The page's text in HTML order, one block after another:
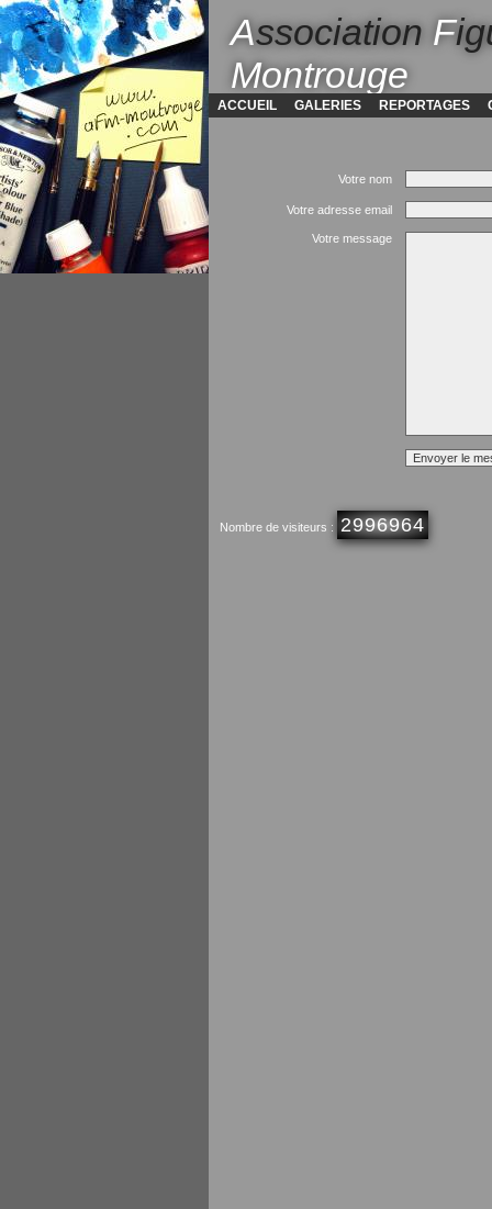
Association F
Montrouge
ACCUEIL GALERIES REPORTAGES
Votre nom
Votre adresse email
Votre message
Nombre de visiteurs : 2996964